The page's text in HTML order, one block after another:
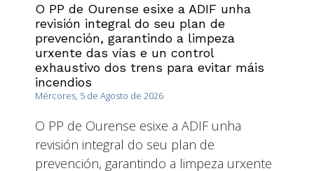
O PP de Ourense esixe a ADIF unha
revisión integral do seu plan de
prevención, garantindo a limpeza
urxente das vías e un control
exhaustivo dos trens para evitar máis
incendios
Mércores, 5 de Agosto de 2026
O PP de Ourense esixe a ADIF unha
revisión integral do seu plan de
prevención, garantindo a limpeza urxente